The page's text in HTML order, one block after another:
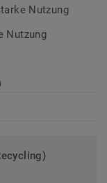
sind auch
Nutzung
Nutzung